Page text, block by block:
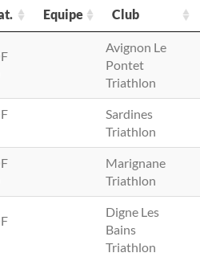
Equipe Club
Club
Avignon Le
Pontet
Triathlon
Sardines
Triathlon
Marignane
Triathlon
Digne Les
Bains
Triathlon